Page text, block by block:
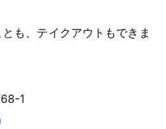
も、テイクアウトもできま
1